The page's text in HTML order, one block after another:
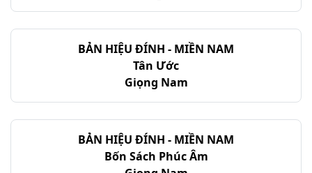
Thi-thiên - Chương 138
Thi-thiên - Chương 139
Thi-thiên - Chương 140
Thi-thiên - Chương 141
Thi-thiên - Chương 142
BẢN HIỆU ĐÍNH - MIỀN NAM
Tân Ước
Giọng Nam
BẢN HIỆU ĐÍNH - MIỀN NAM
Bốn Sách Phúc Âm